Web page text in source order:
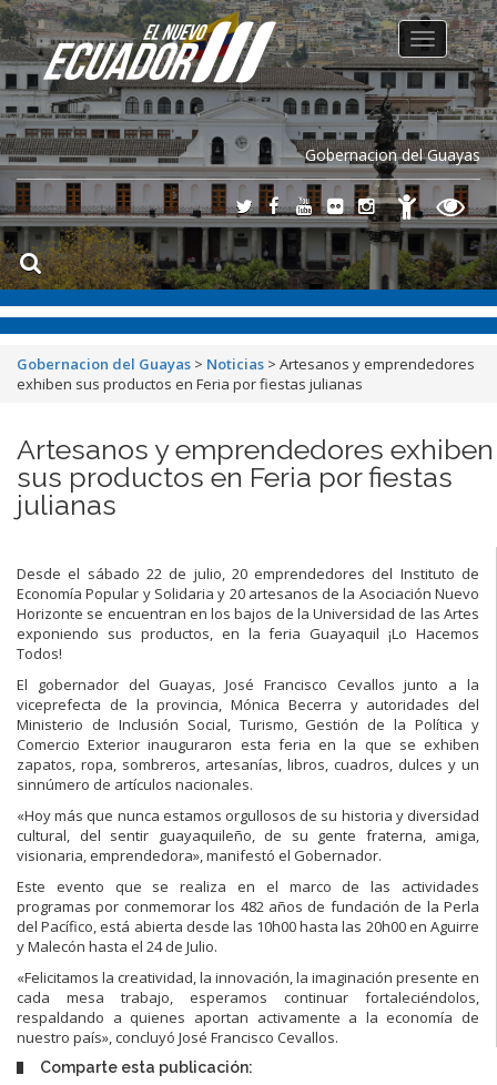
Gobernacion del Guayas
Toggle
navigation
Gobernacion del Guayas > Noticias > Artesanos y emprendedores
exhiben sus productos en Feria por fiestas julianas
Artesanos y emprendedores exhiben
sus productos en Feria por fiestas
julianas
Desde el sábado 22 de julio, 20 emprendedores del Instituto de
Economía Popular y Solidaria y 20 artesanos de la Asociación Nuevo
Horizonte se encuentran en los bajos de la Universidad de las Artes
exponiendo sus productos, en la feria Guayaquil ¡Lo Hacemos
Todos!
El gobernador del Guayas, José Francisco Cevallos junto a la
viceprefecta de la provincia, Mónica Becerra y autoridades del
Ministerio de Inclusión Social, Turismo, Gestión de la Política y
Comercio Exterior inauguraron esta feria en la que se exhiben
zapatos, ropa, sombreros, artesanías, libros, cuadros, dulces y un
sinnúmero de artículos nacionales.
«Hoy más que nunca estamos orgullosos de su historia y diversidad
cultural, del sentir guayaquileño, de su gente fraterna, amiga,
visionaria, emprendedora», manifestó el Gobernador.
Este evento que se realiza en el marco de las actividades
programas por conmemorar los 482 años de fundación de la Perla
del Pacífico, está abierta desde las 10h00 hasta las 20h00 en Aguirre
y Malecón hasta el 24 de Julio.
«Felicitamos la creatividad, la innovación, la imaginación presente en
cada mesa trabajo, esperamos continuar fortaleciéndolos,
respaldando a quienes aportan activamente a la economía de
nuestro país», concluyó José Francisco Cevallos.
Comparte esta publicación: